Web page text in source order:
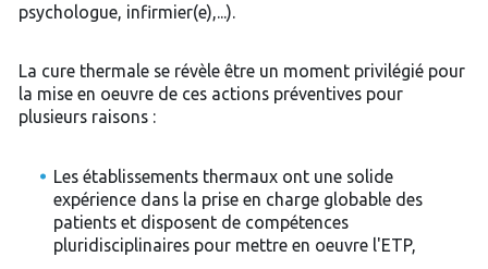
psychologue, infirmier(e),...).
La cure thermale se révèle être un moment privilégié pour
la mise en oeuvre de ces actions préventives pour
plusieurs raisons :
Les établissements thermaux ont une solide
expérience dans la prise en charge globable des
patients et disposent de compétences
pluridisciplinaires pour mettre en oeuvre l'ETP,